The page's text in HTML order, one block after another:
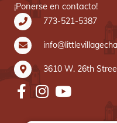
¡Ponerse en contacto!
773-521-5387
3610 W. 26th